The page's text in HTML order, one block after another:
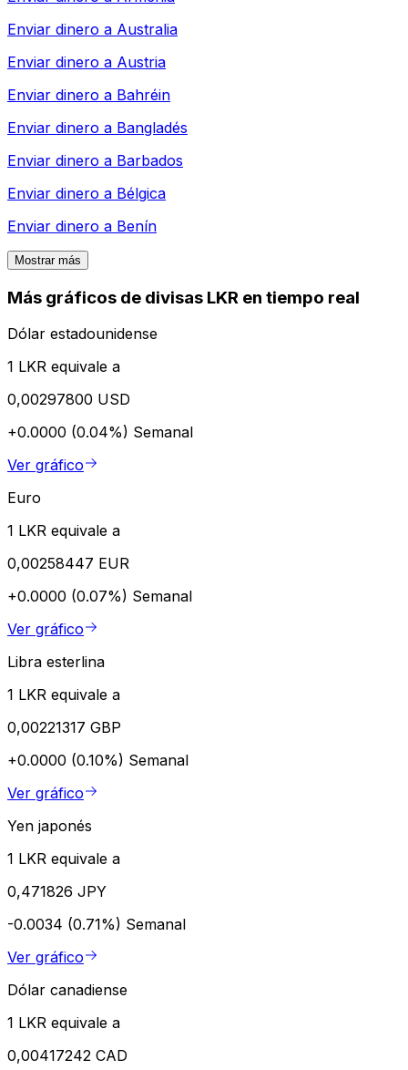
Enviar dinero a Australia
Enviar dinero a Austria
Enviar dinero a Bahréin
Enviar dinero a Bangladés
Enviar dinero a Barbados
Enviar dinero a Bélgica
Enviar dinero a Benín
Mostrar más
Más gráficos de divisas LKR en tiempo real
Dólar estadounidense
1 LKR equivale a
0,00297800 USD
+0.0000 (0.04%) Semanal
Ver gráfico
Euro
1 LKR equivale a
0,00258447 EUR
+0.0000 (0.07%) Semanal
Ver gráfico
Libra esterlina
1 LKR equivale a
0,00221317 GBP
+0.0000 (0.10%) Semanal
Ver gráfico
Yen japonés
1 LKR equivale a
0,471826 JPY
-0.0034 (0.71%) Semanal
Ver gráfico
Dólar canadiense
1 LKR equivale a
0,00417242 CAD